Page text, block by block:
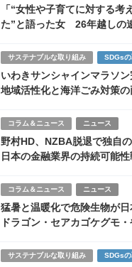
「“女性や子育てに対する考
た”と語った女 26年越しの
サステナブルな取り組み SDGs
いわきサンシャインマラソ
地域活性化と海洋ごみ対策
コラム＆ニュース ニュース
野村HD、NZBA脱退で独自
日本の金融業界の持続可能
コラム＆ニュース ニュース
猛暑と温暖化で危険生物が
ドラゴン・セアカゴケグモ
サステナブルな取り組み SDGs